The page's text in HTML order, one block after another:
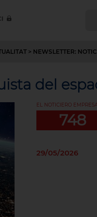
> NEWSLETTER:
del
EL NOTICIERO
748
29/05/2026